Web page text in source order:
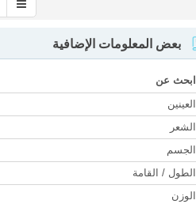
بعض المعلومات الإضافية
ابحث عن
العينين
الشعر
الجسم
الطول / القامة
الوزن